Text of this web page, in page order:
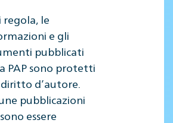
regola, le
e gli
pubblicati
PAP sono protetti
d’autore.
pubblicazioni
essere